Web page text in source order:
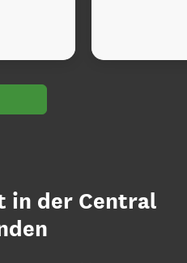
in der Central